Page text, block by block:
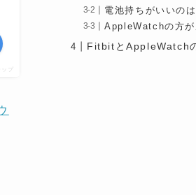
プ
電池持ちがいいの
AppleWatchの方が
FitbitとAppleWatch